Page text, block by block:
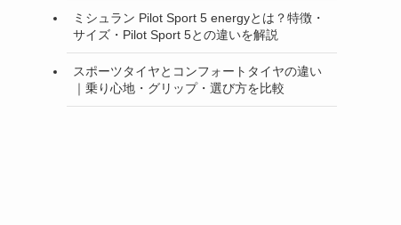
ミシュラン Pilot Sport 5 energyとは？特徴・
サイズ・Pilot Sport 5との違いを解説
スポーツタイヤとコンフォートタイヤの違い
｜乗り心地・グリップ・選び方を比較